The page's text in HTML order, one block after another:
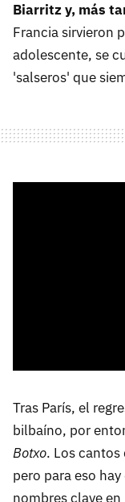
Biarritz y, más
Francia sirvieron
adolescente, se
'salseros' que
Tras París, el
bilbaíno, por
Botxo. Los
pero para eso
nombres clave